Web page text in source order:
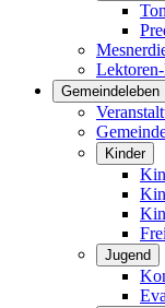
Gemeindeleben
Kinder
Jugend